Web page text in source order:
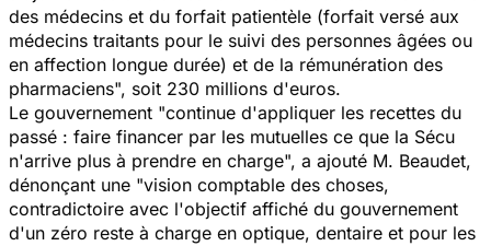
des médecins et du forfait patientèle (forfait versé aux
médecins traitants pour le suivi des personnes âgées ou
en affection longue durée) et de la rémunération des
pharmaciens", soit 230 millions d'euros.
Le gouvernement "continue d'appliquer les recettes du
passé : faire financer par les mutuelles ce que la Sécu
n'arrive plus à prendre en charge", a ajouté M. Beaudet,
dénonçant une "vision comptable des choses,
contradictoire avec l'objectif affiché du gouvernement
d'un zéro reste à charge en optique, dentaire et pour les